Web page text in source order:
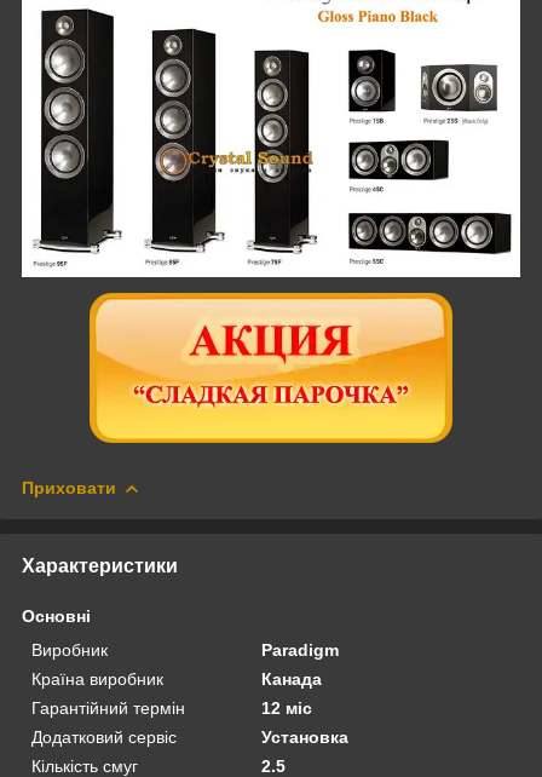
Приховати
Характеристики
Основні
Виробник
Paradigm
Країна виробник
Канада
Гарантійний термін
12 міс
Додатковий сервіс
Установка
Кількість смуг
2.5